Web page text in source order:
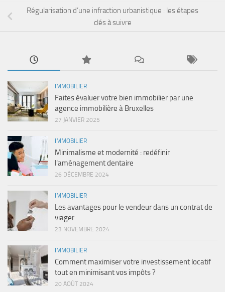
Régularisation d’une infraction urbanistique : les étapes
clés à suivre
IMMOBILIER
Faites évaluer votre bien immobilier par une
agence immobilière à Bruxelles
27 JANVIER 2025
IMMOBILIER
Minimalisme et modernité : redéfinir
l’aménagement dentaire
26 DÉCEMBRE 2024
IMMOBILIER
Les avantages pour le vendeur dans un contrat de
viager
23 NOVEMBRE 2024
IMMOBILIER
Comment maximiser votre investissement locatif
tout en minimisant vos impôts ?
20 AOÛT 2024